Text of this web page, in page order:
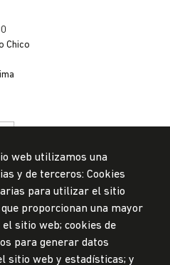
Chico
web utilizamos una
y de terceros: Cookies
para utilizar el sitio
proporcionan una mayor
sitio web; cookies de
para generar datos
sitio web y estadísticas; y